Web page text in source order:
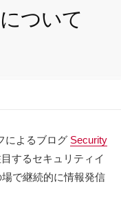
ついて
によるブログ Security
するセキュリティイ
で継続的に情報発信